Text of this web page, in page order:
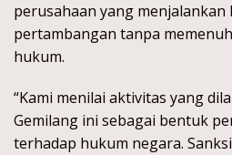
perusahaan yang menjalankan
pertambangan tanpa
hukum.
“Kami menilai aktivitas yang
Gemilang ini sebagai bentuk
terhadap hukum negara.